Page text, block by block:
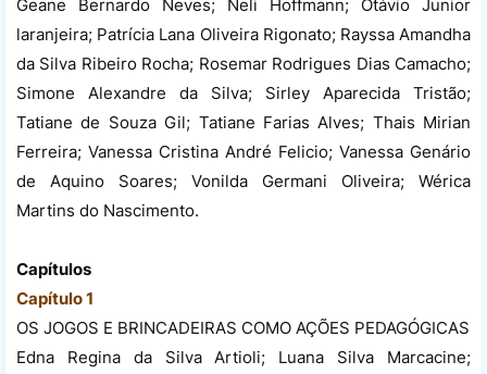
Geane Bernardo Neves; Neli Hoffmann; Otávio Junior
laranjeira; Patrícia Lana Oliveira Rigonato; Rayssa Amandha
da Silva Ribeiro Rocha; Rosemar Rodrigues Dias Camacho;
Simone Alexandre da Silva; Sirley Aparecida Tristão;
Tatiane de Souza Gil; Tatiane Farias Alves; Thais Mirian
Ferreira; Vanessa Cristina André Felicio; Vanessa Genário
de Aquino Soares; Vonilda Germani Oliveira; Wérica
Martins do Nascimento.
Capítulos
Capítulo 1
OS JOGOS E BRINCADEIRAS COMO AÇÕES PEDAGÓGICAS
Edna Regina da Silva Artioli; Luana Silva Marcacine;